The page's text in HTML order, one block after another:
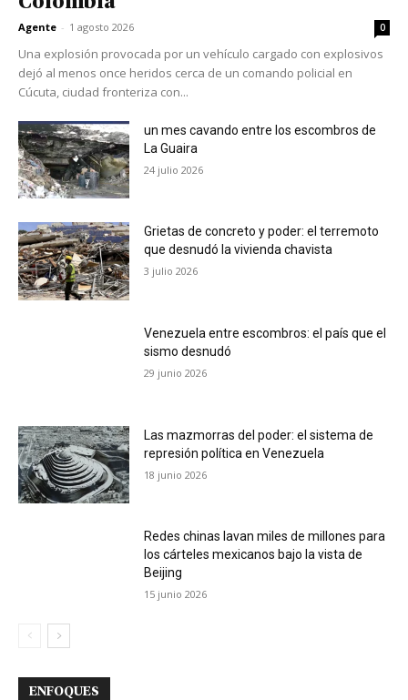
Agente - 1 agosto 2026 0
Una explosión provocada por un vehículo cargado con explosivos
dejó al menos once heridos cerca de un comando policial en
Cúcuta, ciudad fronteriza con...
un mes cavando entre los escombros de
La Guaira
24 julio 2026
Grietas de concreto y poder: el terremoto
que desnudó la vivienda chavista
3 julio 2026
Venezuela entre escombros: el país que el
sismo desnudó
29 junio 2026
Las mazmorras del poder: el sistema de
represión política en Venezuela
18 junio 2026
Redes chinas lavan miles de millones para
los cárteles mexicanos bajo la vista de
Beijing
15 junio 2026
ENFOQUES